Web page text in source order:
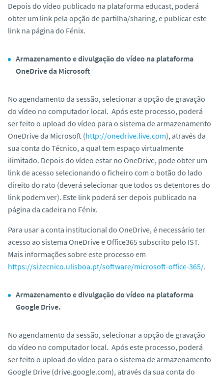
Depois do vídeo publicado na plataforma educast, poderá
obter um link pela opção de partilha/sharing, e publicar este
link na página do Fénix.
Armazenamento e divulgação do vídeo na plataforma
OneDrive da Microsoft
No agendamento da sessão, selecionar a opção de gravação
do vídeo no computador local. Após este processo, poderá
ser feito o upload do vídeo para o sistema de armazenamento
OneDrive da Microsoft (http://onedrive.live.com), através da
sua conta do Técnico, a qual tem espaço virtualmente
ilimitado. Depois do vídeo estar no OneDrive, pode obter um
link de acesso selecionando o ficheiro com o botão do lado
direito do rato (deverá selecionar que todos os detentores do
link podem ver). Este link poderá ser depois publicado na
página da cadeira no Fénix.
Para usar a conta institucional do OneDrive, é necessário ter
acesso ao sistema OneDrive e Office365 subscrito pelo IST.
Mais informações sobre este processo em
https://si.tecnico.ulisboa.pt/software/microsoft-office-365/.
Armazenamento e divulgação do vídeo na plataforma
Google Drive.
No agendamento da sessão, selecionar a opção de gravação
do vídeo no computador local. Após este processo, poderá
ser feito o upload do vídeo para o sistema de armazenamento
Google Drive (drive.google.com), através da sua conta do